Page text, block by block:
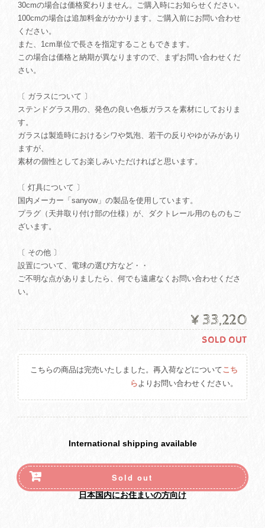
30cmの場合は価格変わりません。ご購入時にお知らせください。
100cmの場合は追加料金がかかります。ご購入前にお問い合わせ
ください。
また、1cm単位で長さを指定することもできます。
この場合は価格と納期が異なりますので、まずお問い合わせくだ
さい。
〔 ガラスについて 〕
ステンドグラス用の、発色の良い色板ガラスを素材にしておりま
す。
ガラスは製造時におけるシワや気泡、若干の反りやゆがみがあり
ますが、
素材の個性としてお楽しみいただければと思います。
〔 灯具について 〕
国内メーカー「sanyow」の製品を使用しています。
プラグ（天井取り付け部の仕様）が、ダクトレール用のものもご
ざいます。
〔 その他 〕
設置について、電球の選び方など・・
ご不明な点がありましたら、何でも遠慮なくお問い合わせくださ
い。
¥33,220
SOLD OUT
こちらの商品は完売いたしました。再入荷などについてこち
らよりお問い合わせください。
International shipping available
Sold out
日本国内にお住まいの方向け